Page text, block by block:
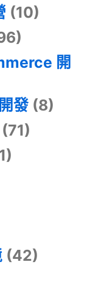
(10)
開
發(8)
(42)